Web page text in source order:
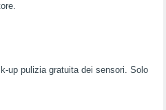
up pulizia gratuita dei sensori. Solo